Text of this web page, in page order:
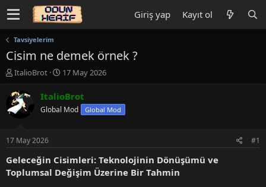
Giriş yap Kayıt ol
Tavsiyelerim
Cisim ne demek örnek ?
K
n
u
y
b
a
ş
a
ItalioBrot
B
ş
a
ı
ç
a
17 May 2026
ItalioBrot
Global Mod Global Mod
17 May 2026 #1
Geleceğin Cisimleri: Teknolojinin Dönüşümü ve
Toplumsal Değişim Üzerine Bir Tahmin